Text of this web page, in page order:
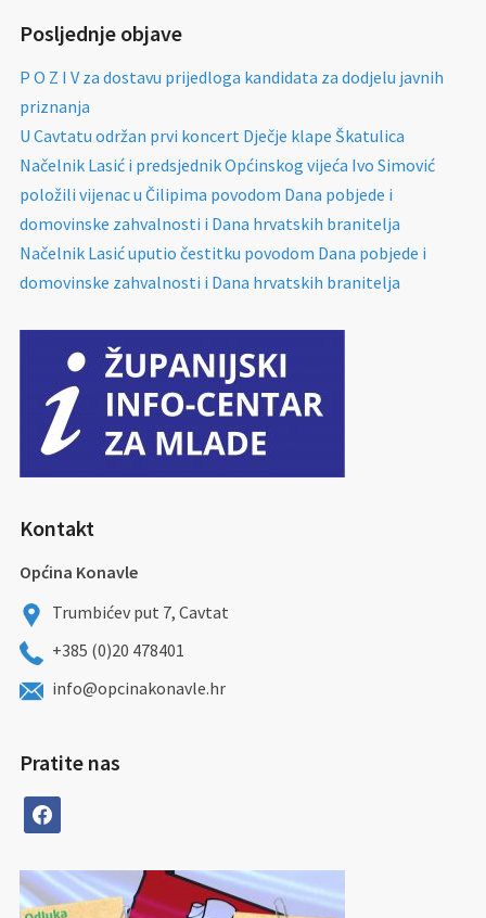
Posljednje objave
P O Z I V za dostavu prijedloga kandidata za dodjelu javnih
priznanja
U Cavtatu održan prvi koncert Dječje klape Škatulica
Načelnik Lasić i predsjednik Općinskog vijeća Ivo Simović
položili vijenac u Čilipima povodom Dana pobjede i
domovinske zahvalnosti i Dana hrvatskih branitelja
Načelnik Lasić uputio čestitku povodom Dana pobjede i
domovinske zahvalnosti i Dana hrvatskih branitelja
Kontakt
Općina Konavle
Trumbićev put 7, Cavtat
+385 (0)20 478401
info@opcinakonavle.hr
Pratite nas
facebook